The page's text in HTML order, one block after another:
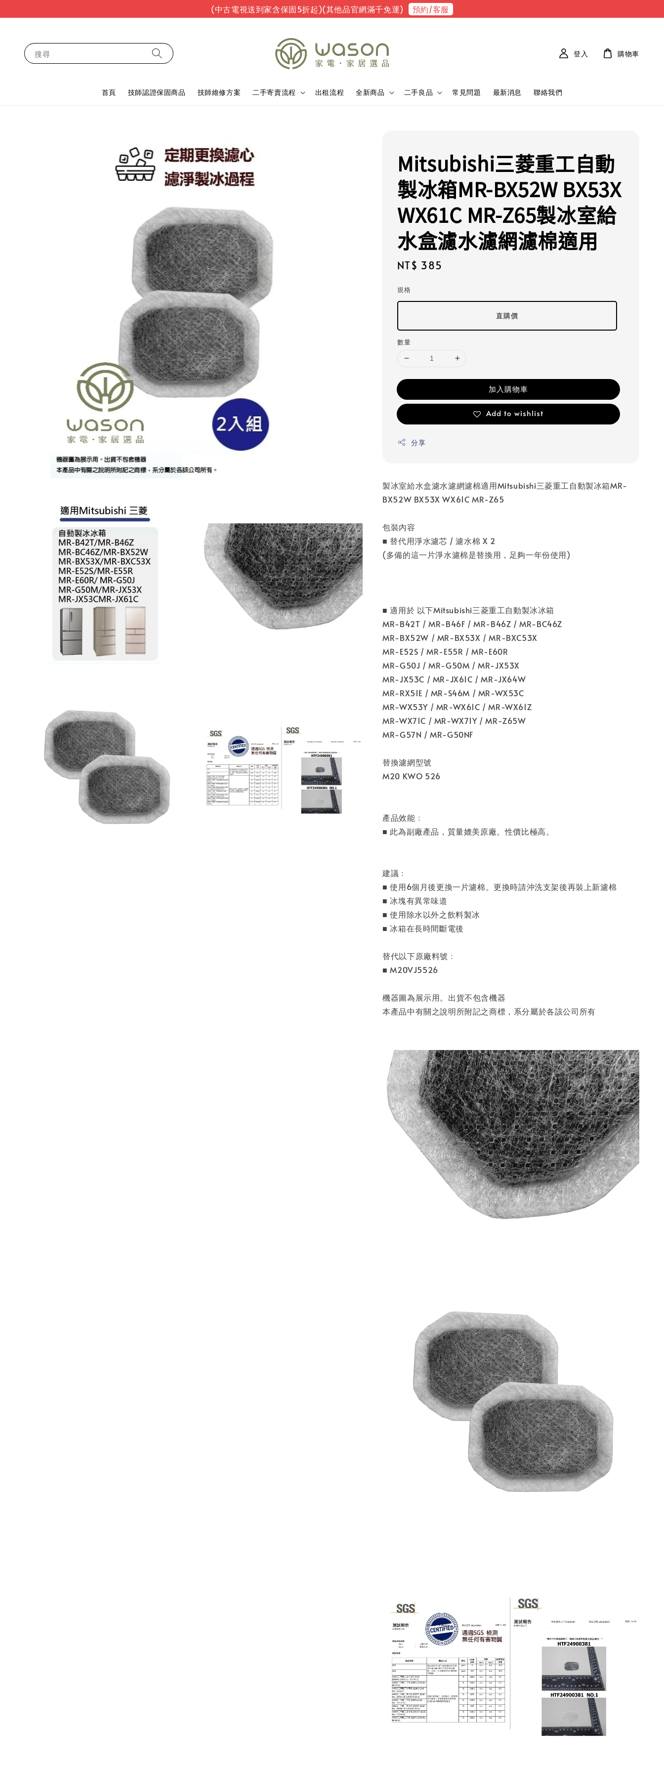
(中古電視送到家含保固5折起)(其他品官網滿千免運) 預約/客服
搜尋
首頁 技師認證保固商品 技師維修方案 二手寄賣流程 出租流程 全新商品 二手良品 常見問題 最新消息 聯絡我們
登入 購物車
Mitsubishi三菱重工自動
製冰箱MR-BX52W BX53X
WX61C MR-Z65製冰室給
水盒濾水濾網濾棉適用
Regular
NT$ 385
規格
直購價
數量
加入購物車
Add to wishlist
分享
製冰室給水盒濾水濾網濾棉適用Mitsubishi三菱重工自動製冰箱MR-
BX52W BX53X WX61C MR-Z65
包裝內容
■ 替代用淨水濾芯 / 濾水棉 X 2
(多備的這一片淨水濾棉是替換用，足夠一年份使用)
■ 適用於 以下Mitsubishi三菱重工自動製冰冰箱
MR-B42T / MR-B46F / MR-B46Z / MR-BC46Z
MR-BX52W / MR-BX53X / MR-BXC53X
MR-E52S / MR-E55R / MR-E60R
MR-G50J / MR-G50M / MR-JX53X
MR-JX53C / MR-JX61C / MR-JX64W
MR-RX51E / MR-S46M / MR-WX53C
MR-WX53Y / MR-WX61C / MR-WX61Z
MR-WX71C / MR-WX71Y / MR-Z65W
MR-G57N / MR-G50NF
替換濾網型號
M20 KWO 526
產品效能﹕
■ 此為副廠產品，質量媲美原廠。性價比極高。
建議﹕
■ 使用6個月後更換一片濾棉。更換時請沖洗支架後再裝上新濾棉
■ 冰塊有異常味道
■ 使用除水以外之飲料製冰
■ 冰箱在長時間斷電後
替代以下原廠料號﹕
■ M20VJ5526
機器圖為展示用。出貨不包含機器
本產品中有關之說明所附記之商標，系分屬於各該公司所有